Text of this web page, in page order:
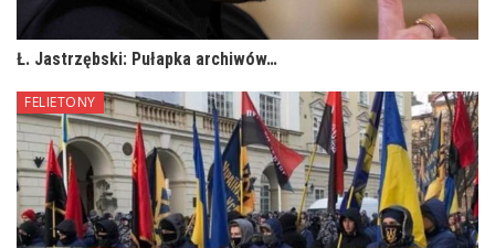
Ł. Jastrzębski: Pułapka archiwów…
FELIETONY